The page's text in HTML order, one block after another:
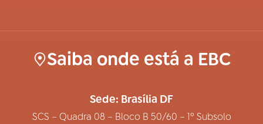
Saiba onde está a EBC
Sede: Brasília DF
SCS – Quadra 08 – Bloco B 50/60 – 1º Subsolo